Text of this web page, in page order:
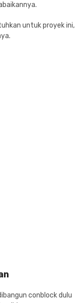
untuk proyek ini,
conblock dulu